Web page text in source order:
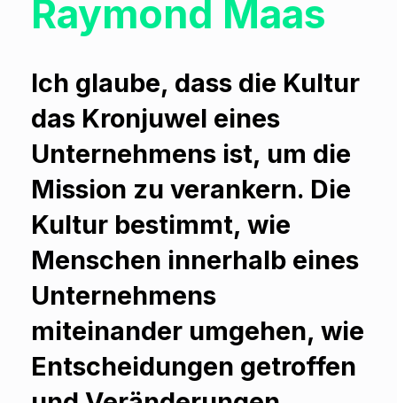
Raymond Maas
Ich glaube, dass die Kultur
das Kronjuwel eines
Unternehmens ist, um die
Mission zu verankern. Die
Kultur bestimmt, wie
Menschen innerhalb eines
Unternehmens
miteinander umgehen, wie
Entscheidungen getroffen